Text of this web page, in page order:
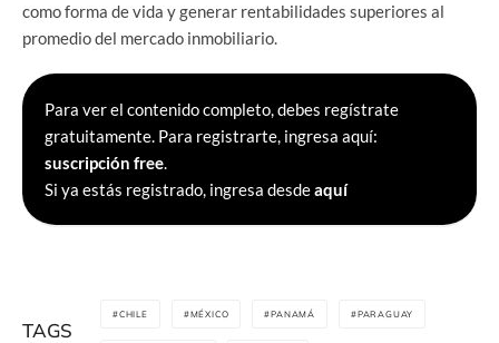
como forma de vida y generar rentabilidades superiores al
promedio del mercado inmobiliario.
Para ver el contenido completo, debes regístrate
gratuitamente. Para registrarte, ingresa aquí:
suscripción free.
Si ya estás registrado, ingresa desdeaquí
TAGS
CHILE MÉXICO PANAMÁ PARAGUAY